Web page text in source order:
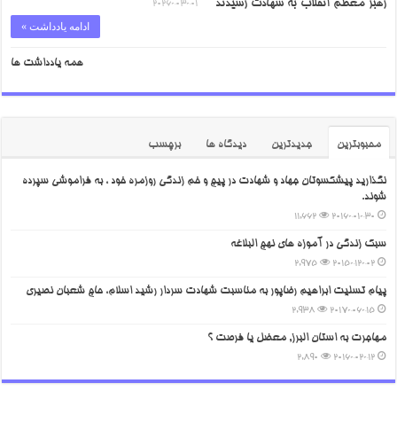
رهبر معظم انقلاب به شهادت رسیدند 2026-03-01
ادامه یادداشت »
همه یادداشت ها
محبوبترین جدیدترین دیدگاه ها برچسب
نگذارید پیشکسوتان جهاد و شهادت در پیچ و خم زندگی روزمره خود ، به فراموشی سپرده
شوند.
2016-01-30
11,662
سبک زندگی در آموزه های نهج البلاغه
2015-12-02
2,975
پیام تسلیت ابراهیم رضاپور به مناسبت شهادت سردار رشید اسلام، حاج شعبان نصیری
2017-06-15
2,938
مهاجرت به استان البرز, معضل یا فرصت ؟
2016-02-12
2,890